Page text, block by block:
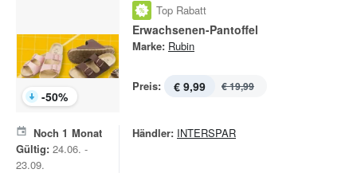
-50%
Top Rabatt
Erwachsenen-Pantoffel
Marke: Rubin
Preis: € 9,99 € 19,99
Noch 1 Monat
Gültig: 24.06. -
23.09.
Händler: INTERSPAR